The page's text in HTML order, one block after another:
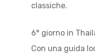
classiche.
6° giorno in
Con una guida